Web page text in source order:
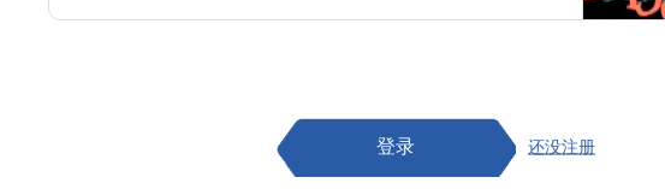
登录 还没注册